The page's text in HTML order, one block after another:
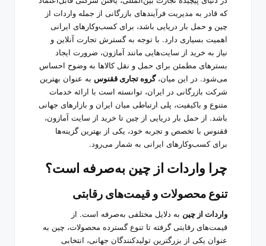
که قادر به مدیریت فرآیندهای بازرگانی از جمله واردات از
چین و حمل بار دریایی باشد، برای کسب‌وکارهای ایرانی
اهمیت بسیاری دارد. با توجه به گسترش تجارت آنلاین و
نیاز به خرید از سایت‌هایی مانند آمازون، ضرورت ایجاد
بسترهای مطمئن برای حمل و نقل کالاها به وضوح احساس
می‌شود. در این میان،گروه تجاری ققنوس به عنوان بهترین
شرکت بازرگانی در ایران، توانسته است با ارائه خدمات
متنوع و باکیفیت، پلی ارتباطی میان ایران و بازارهای جهانی
باشد. از حمل بار دریایی از چین تا خرید از سایت آمازون،
ققنوس با تخصص و تجربه خود، یکی از بهترین گزینه‌ها
برای کسب‌وکارهای ایرانی به شمار می‌رود.
چرا واردات از چین به‌صرفه است؟
تنوع محصولات و قیمت‌های رقابتی
واردات از چین به دلایل مختلفی به‌صرفه است. از
قیمت‌های رقابتی گرفته تا تنوع گسترده محصولات، چین به
عنوان یکی از بزرگترین تولیدکنندگان جهانی، انتخابی